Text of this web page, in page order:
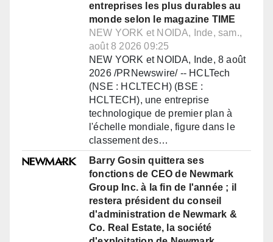
entreprises les plus durables au
monde selon le magazine TIME
NEW YORK et NOIDA, Inde, sam.,
août 8 2026 09:25
NEW YORK et NOIDA, Inde, 8 août
2026 /PRNewswire/ -- HCLTech
(NSE : HCLTECH) (BSE :
HCLTECH), une entreprise
technologique de premier plan à
l'échelle mondiale, figure dans le
classement des…
Barry Gosin quittera ses
fonctions de CEO de Newmark
Group Inc. à la fin de l'année ; il
restera président du conseil
d'administration de Newmark &
Co. Real Estate, la société